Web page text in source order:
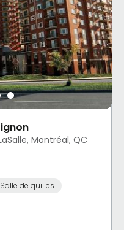
Montréal, QC
Salle de quilles